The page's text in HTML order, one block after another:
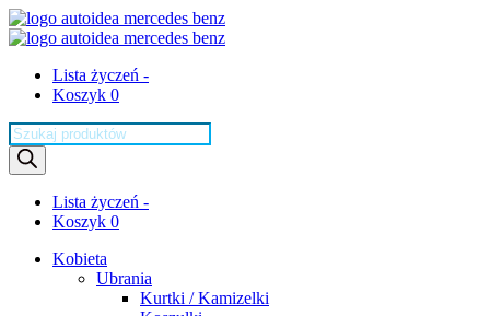
Lista życzeń -
Koszyk 0
Wyszukiwarka
produktów
Lista życzeń -
Koszyk 0
Kobieta
Ubrania
Kurtki / Kamizelki